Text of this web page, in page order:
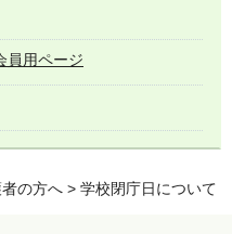
員用ページ
の方へ > 学校閉庁日について